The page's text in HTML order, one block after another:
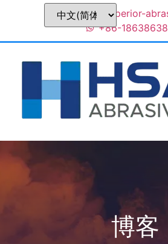
sales@superior-
+86-
博客